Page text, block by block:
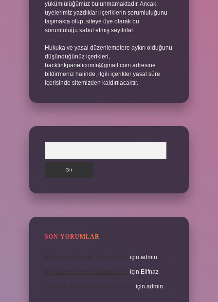
yükümlülüğümüz bulunmamaktadır. Ancak,
üyelerimiz yazdıkları içeriklerin sorumluluğunu
taşımakta olup, siteye üye olarak bu
sorumluluğu kabul etmiş sayılırlar.
Hukuka ve yasal düzenlemelere aykırı olduğunu
düşündüğünüz içerikleri,
backlinkpanelicomtr@gmail.com adresine
bildirmeniz halinde, ilgili içerikler yasal süre
içerisinde sitemizden kaldırılacaktır.
SON YORUMLAR
için admin
için Elifnaz
için admin